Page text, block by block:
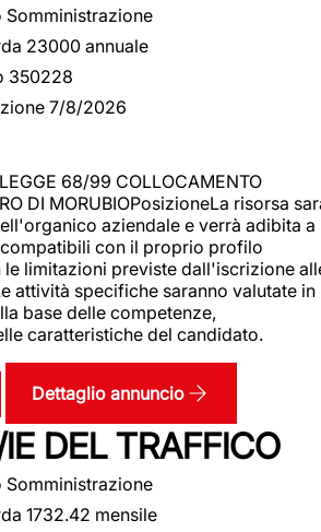
Somministrazione
23000 annuale
350228
7/8/2026
68/99 COLLOCAMENTO
DI MORUBIOPosizioneLa risorsa
aziendale e verrà adibita a
con il proprio profilo
le limitazioni previste dall'iscrizione
attività specifiche saranno valutate in
base delle competenze,
caratteristiche del candidato.
Dettaglio annuncio
DEL TRAFFICO
Somministrazione
1732.42 mensile